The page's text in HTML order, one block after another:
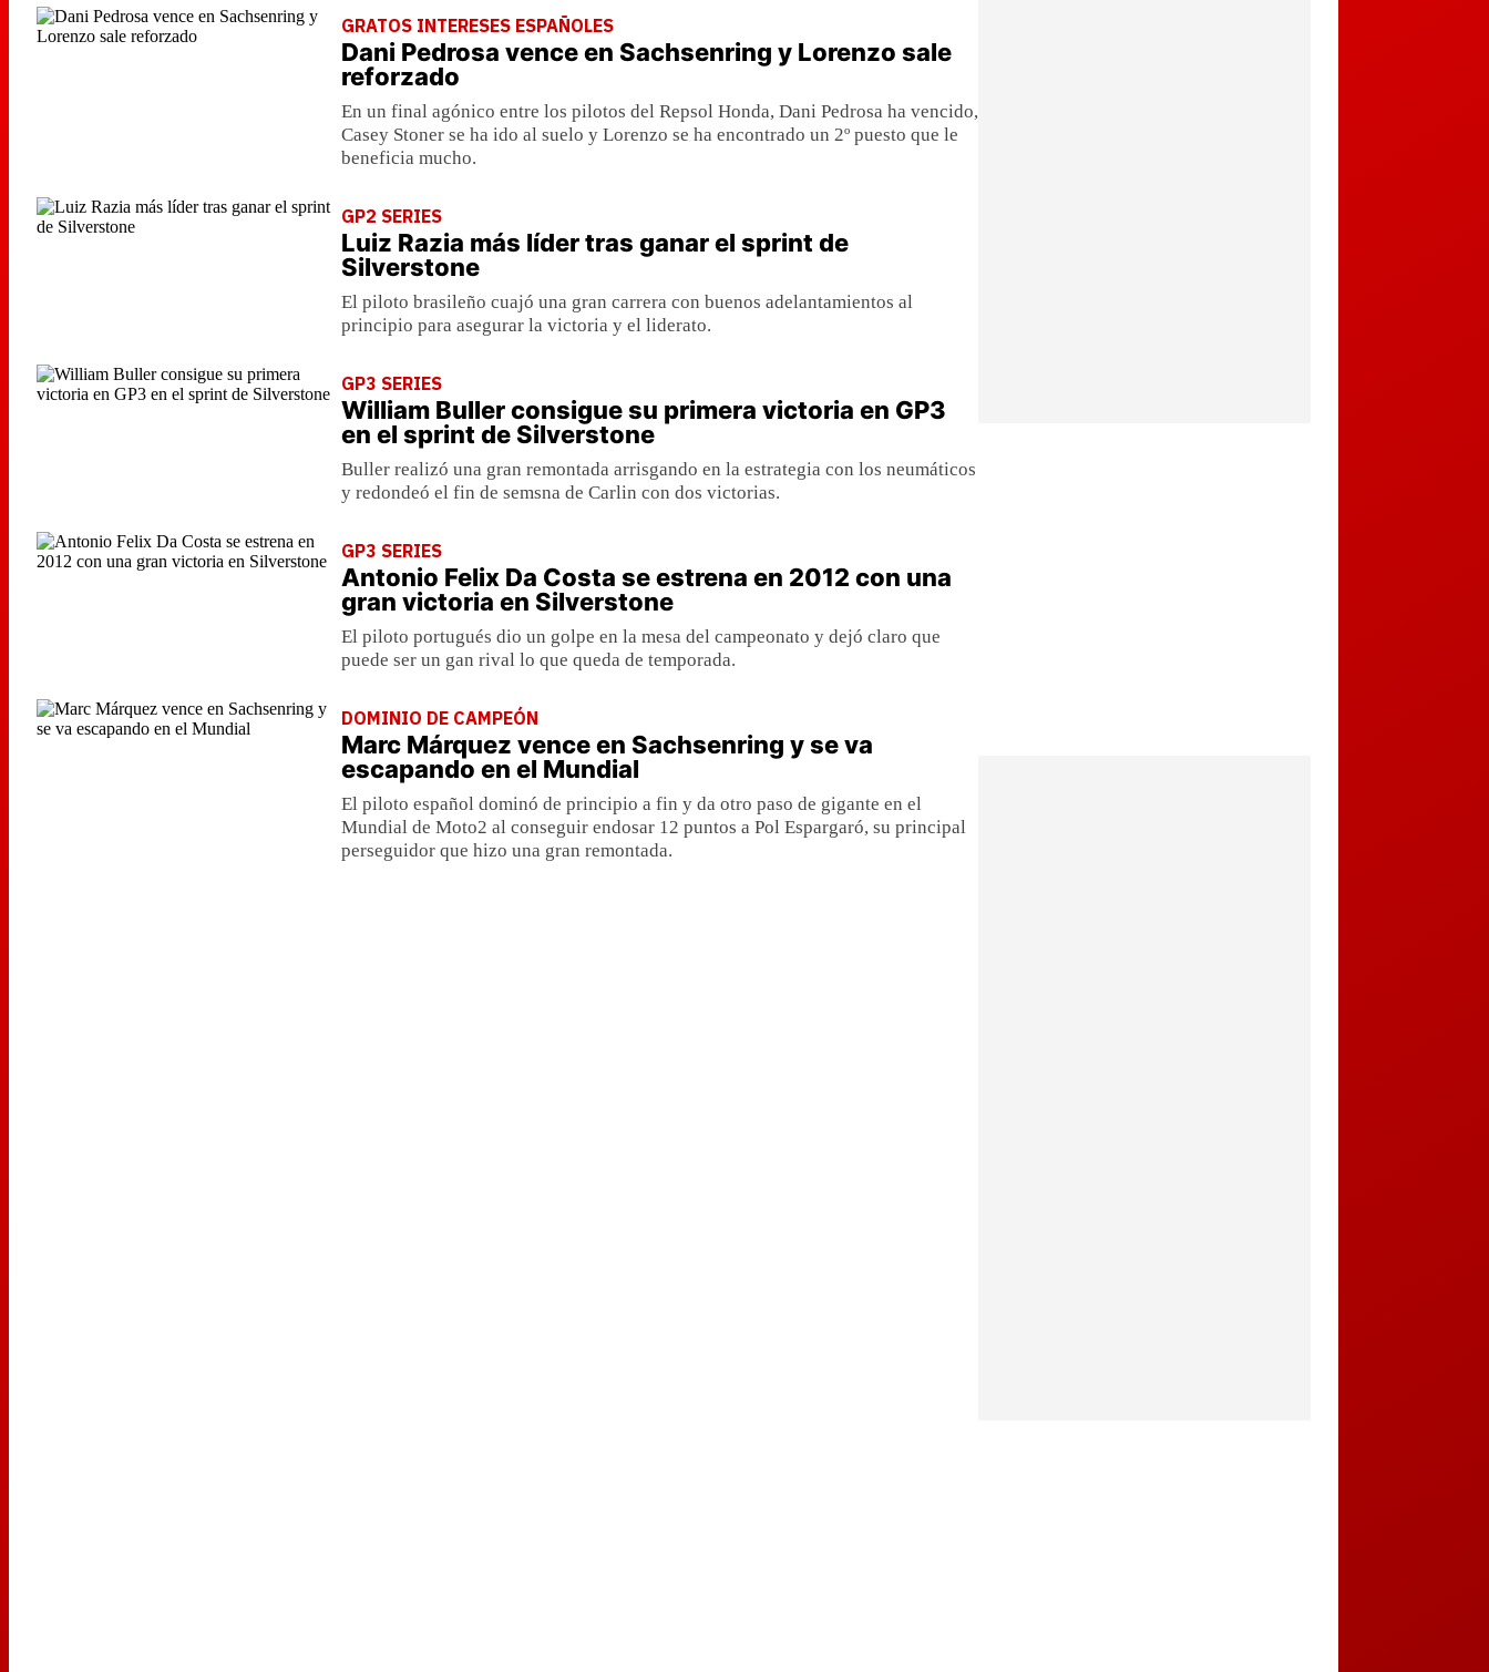
GRATOS INTERESES ESPAÑOLES
Dani Pedrosa vence en Sachsenring y Lorenzo sale
reforzado
En un final agónico entre los pilotos del Repsol Honda, Dani Pedrosa ha vencido,
Casey Stoner se ha ido al suelo y Lorenzo se ha encontrado un 2º puesto que le
beneficia mucho.
GP2 SERIES
Luiz Razia más líder tras ganar el sprint de
Silverstone
El piloto brasileño cuajó una gran carrera con buenos adelantamientos al
principio para asegurar la victoria y el liderato.
GP3 SERIES
William Buller consigue su primera victoria en GP3
en el sprint de Silverstone
Buller realizó una gran remontada arrisgando en la estrategia con los neumáticos
y redondeó el fin de semsna de Carlin con dos victorias.
GP3 SERIES
Antonio Felix Da Costa se estrena en 2012 con una
gran victoria en Silverstone
El piloto portugués dio un golpe en la mesa del campeonato y dejó claro que
puede ser un gan rival lo que queda de temporada.
DOMINIO DE CAMPEÓN
Marc Márquez vence en Sachsenring y se va
escapando en el Mundial
El piloto español dominó de principio a fin y da otro paso de gigante en el
Mundial de Moto2 al conseguir endosar 12 puntos a Pol Espargaró, su principal
perseguidor que hizo una gran remontada.